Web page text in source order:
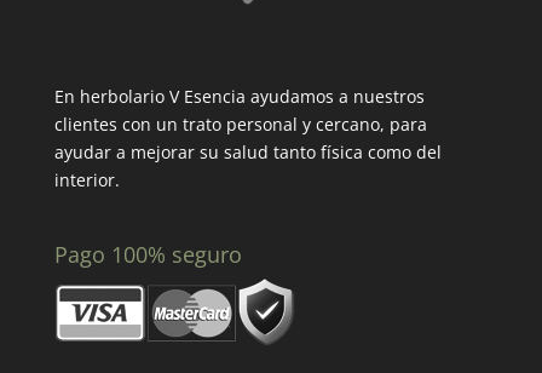
En herbolario V Esencia ayudamos a nuestros
clientes con un trato personal y cercano, para
ayudar a mejorar su salud tanto física como del
interior.
Pago 100% seguro